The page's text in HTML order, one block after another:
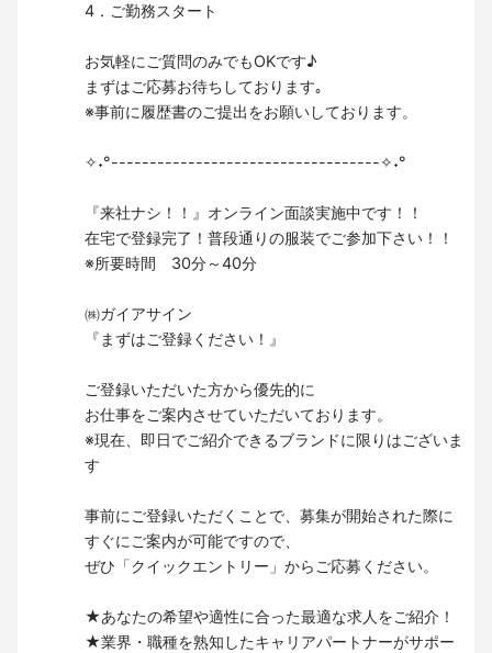
4．ご勤務スタート
お気軽にご質問のみでもOKです♪
まずはご応募お待ちしております｡
※事前に履歴書のご提出をお願いしております。
✧˖°-----------------------------------✧˖°
『来社ナシ！！』オンライン面談実施中です！！
在宅で登録完了！普段通りの服装でご参加下さい！！
※所要時間 30分～40分
㈱ガイアサイン
『まずはご登録ください！』
ご登録いただいた方から優先的に
お仕事をご案内させていただいております。
※現在、即日でご紹介できるブランドに限りはございま
す
事前にご登録いただくことで、募集が開始された際に
すぐにご案内が可能ですので、
ぜひ「クイックエントリー」からご応募ください。
★あなたの希望や適性に合った最適な求人をご紹介！
★業界・職種を熟知したキャリアパートナーがサポー